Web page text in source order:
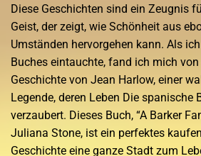
Diese Geschichten sind ein Zeugnis
Geist, der zeigt, wie Schönheit aus
Umständen hervorgehen kann. Als
Buches eintauchte, fand ich mich
Geschichte von Jean Harlow, einer
Legende, deren Leben Die spanische
verzaubert. Dieses Buch, “A Barker
Juliana Stone, ist ein perfektes
Geschichte eine ganze Stadt zum